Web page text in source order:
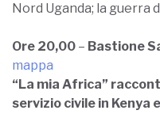
Nord Uganda; la guerra
Ore 20,00 – Bastione
mappa
“La mia Africa”
servizio civile in Kenya